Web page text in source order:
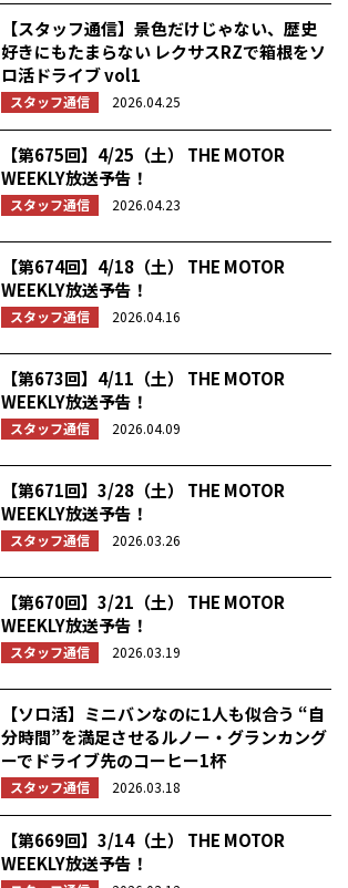
【スタッフ通信】景色だけじゃない、歴史
好きにもたまらない レクサスRZで箱根をソ
ロ活ドライブ vol1
スタッフ通信 2026.04.25
【第675回】4/25（土） THE MOTOR
WEEKLY放送予告！
スタッフ通信 2026.04.23
【第674回】4/18（土） THE MOTOR
WEEKLY放送予告！
スタッフ通信 2026.04.16
【第673回】4/11（土） THE MOTOR
WEEKLY放送予告！
スタッフ通信 2026.04.09
【第671回】3/28（土） THE MOTOR
WEEKLY放送予告！
スタッフ通信 2026.03.26
【第670回】3/21（土） THE MOTOR
WEEKLY放送予告！
スタッフ通信 2026.03.19
【ソロ活】ミニバンなのに1人も似合う “自
分時間”を満足させるルノー・グランカング
ーでドライブ先のコーヒー1杯
スタッフ通信 2026.03.18
【第669回】3/14（土） THE MOTOR
WEEKLY放送予告！